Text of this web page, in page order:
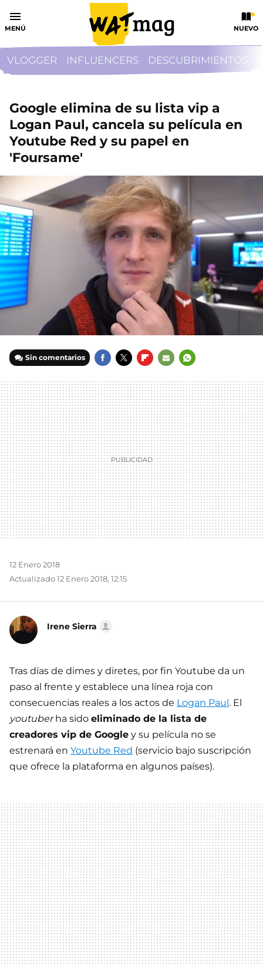
MENÚ NUEVO
VLOGGER INFLUENCERS DESCUBRIMIENTOS
Google elimina de su lista vip a
Logan Paul, cancela su película en
Youtube Red y su papel en
'Foursame'
Sin comentarios
MAIL
12 Enero 2018
Actualizado 12 Enero 2018, 12:15
Irene Sierra
Tras días de dimes y diretes, por fin Youtube da un
paso al frente y establece una línea roja con
consecuencias reales a los actos de Logan Paul. El
youtuberha sido eliminado de la lista de
creadores vip de Google y su película no se
estrenará en Youtube Red (servicio bajo suscripción
que ofrece la plataforma en algunos países).